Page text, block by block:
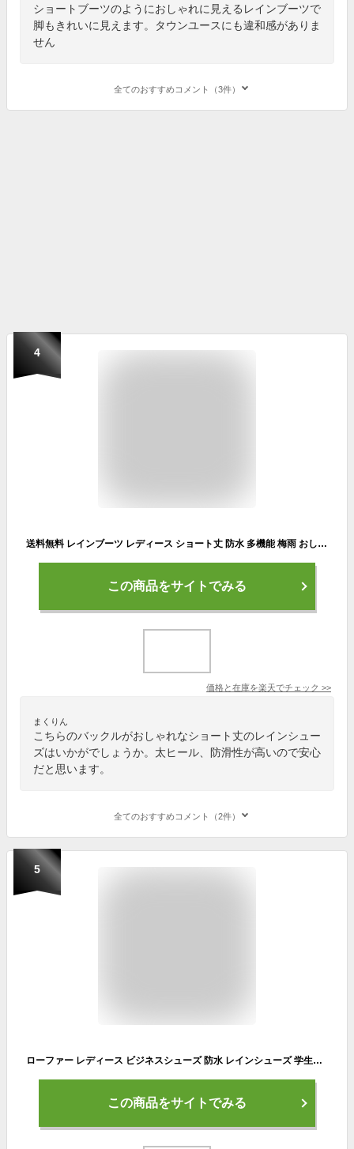
ショートブーツのようにおしゃれに見えるレインブーツで
脚もきれいに見えます。タウンユースにも違和感がありま
せん
全てのおすすめコメント（3件）
4
送料無料 レインブーツ レディース ショート丈 防水 多機能 梅雨 おしゃれ ヒール レインシューズ ブーツ 女子 長靴 ショートブーツ 太ヒール 防滑 歩きやすい ローヒール 23-25.5cm
この商品をサイトでみる
価格と在庫を楽天でチェック >>
まくりん
こちらのバックルがおしゃれなショート丈のレインシュー
ズはいかがでしょうか。太ヒール、防滑性が高いので安心
だと思います。
全てのおすすめコメント（2件）
5
ローファー レディース ビジネスシューズ 防水 レインシューズ 学生靴 女子 完全防水 屈曲 防滑 コインローファー 革靴 黒 スリッポン 通学 通勤 デイリーユース 靴 レディースシューズ/2025新作 春夏 トレンド
この商品をサイトでみる